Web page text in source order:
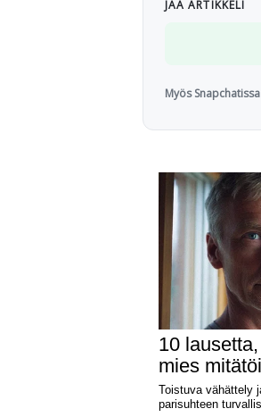
JAA ARTIKKELI
Myös Snapchatissa